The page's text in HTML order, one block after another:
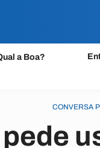
a Boa?
CONVERSA